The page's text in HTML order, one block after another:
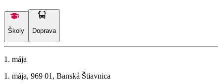
Školy Doprava
1. mája
1. mája, 969 01, Banská Štiavnica